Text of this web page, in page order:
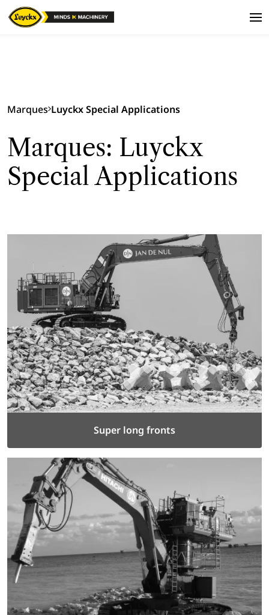
Marques Luyckx Special Applications
Marques: Luyckx
Special Applications
Super long fronts